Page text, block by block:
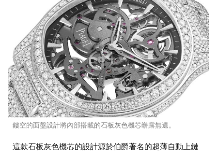
鏤空的面盤設計將內部搭載的石板灰色機芯嶄露無遺。
這款石板灰色機芯的設計源於伯爵著名的超薄自動上鏈